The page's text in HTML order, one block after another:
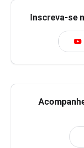
Inscreva-se